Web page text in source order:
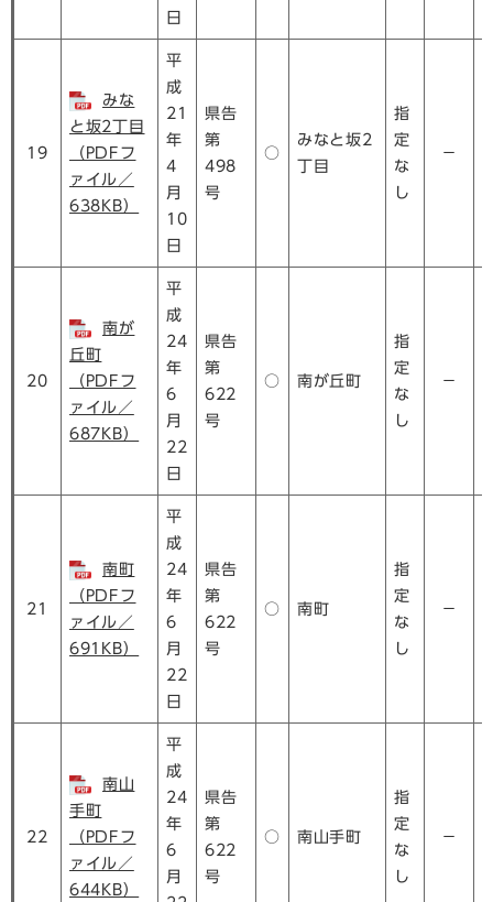
日
19
みな
と坂2丁目
（PDFフ
ァイル／
638KB）
平
成
21
年
4
月
10
日
県告
第
498
号
○
みなと坂2
丁目
指
定
な
し
－
20
南が
丘町
（PDFフ
ァイル／
687KB）
平
成
24
年
6
月
22
日
県告
第
622
号
○ 南が丘町
指
定
な
し
－
21
南町
（PDFフ
ァイル／
691KB）
平
成
24
年
6
月
22
日
県告
第
622
号
○ 南町
指
定
な
し
－
22
南山
手町
（PDFフ
ァイル／
644KB）
平
成
24
年
6
月
県告
第
622
号
○ 南山手町
指
定
な
し
－